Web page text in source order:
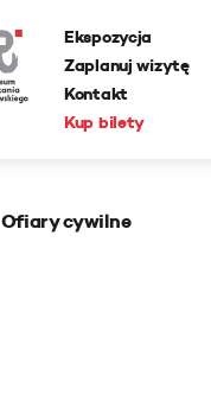
Ekspozycja
Zaplanuj wizytę
Kontakt
Kup bilety
Ofiary cywilne